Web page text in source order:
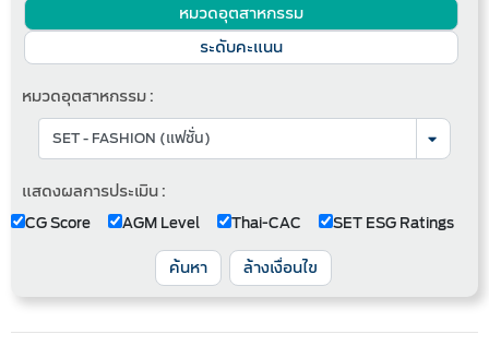
หมวดอุตสาหกรรม
ระดับคะแนน
หมวดอุตสาหกรรม :
แสดงผลการประเมิน :
CG Score
AGM Level Thai-CAC
SET ESG Ratings
ค้นหา
ล้างเงื่อนไข